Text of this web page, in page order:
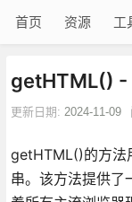
首页 资源 工
getHTML() -
更新日期: 2024-11-09
getHTML()的方法
串。该方法提供